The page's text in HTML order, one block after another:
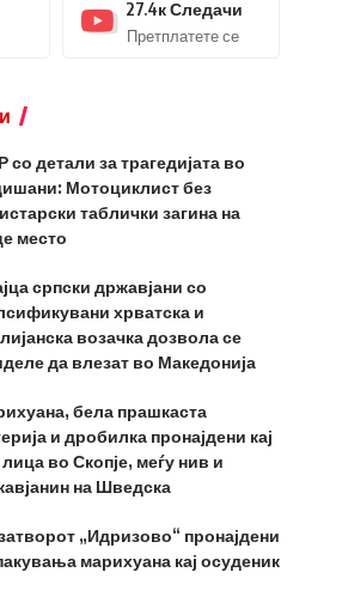
27.4кСледачи
Претплатете се
со детали за трагедијата во
Мотоциклист без
таблички загина на
место
српски државјани со
хрватска и
возачка дозвола се
да влезат во Македонија
бела прашкаста
и дробилка пронајдени кај
лица во Скопје, меѓу нив и
на Шведска
„Идризово“ пронајдени
марихуана кај осуденик